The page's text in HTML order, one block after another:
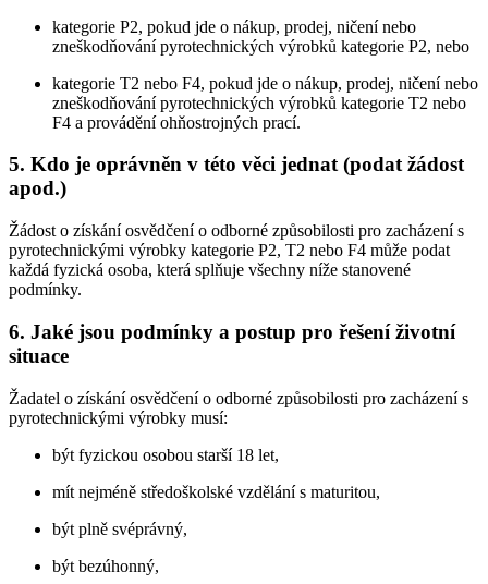
kategorie P2, pokud jde o nákup, prodej, ničení nebo
zneškodňování pyrotechnických výrobků kategorie P2, nebo
kategorie T2 nebo F4, pokud jde o nákup, prodej, ničení nebo
zneškodňování pyrotechnických výrobků kategorie T2 nebo
F4 a provádění ohňostrojných prací.
5. Kdo je oprávněn v této věci jednat (podat žádost
apod.)
Žádost o získání osvědčení o odborné způsobilosti pro zacházení s
pyrotechnickými výrobky kategorie P2, T2 nebo F4 může podat
každá fyzická osoba, která splňuje všechny níže stanovené
podmínky.
6. Jaké jsou podmínky a postup pro řešení životní
situace
Žadatel o získání osvědčení o odborné způsobilosti pro zacházení s
pyrotechnickými výrobky musí:
být fyzickou osobou starší 18 let,
mít nejméně středoškolské vzdělání s maturitou,
být plně svéprávný,
být bezúhonný,